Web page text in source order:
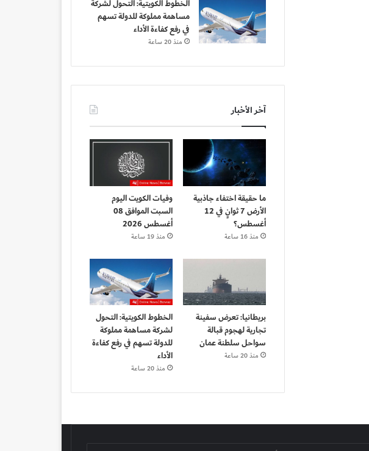
الخطوط الكويتية: التحول لشركة
مساهمة مملوكة للدولة تسهم
في رفع كفاءة الأداء
منذ 20 ساعة
آخر الأخبار
ما حقيقة اختفاء جاذبية
الأرض 7 ثوانٍ في 12
أغسطس؟
منذ 16 ساعة
وفيات الكويت اليوم
السبت الموافق 08
أغسطس 2026
منذ 19 ساعة
بريطانيا: تعرض سفينة
تجارية لهجوم قبالة
سواحل سلطنة عمان
منذ 20 ساعة
الخطوط الكويتية: التحول
لشركة مساهمة مملوكة
للدولة تسهم في رفع كفاءة
الأداء
منذ 20 ساعة